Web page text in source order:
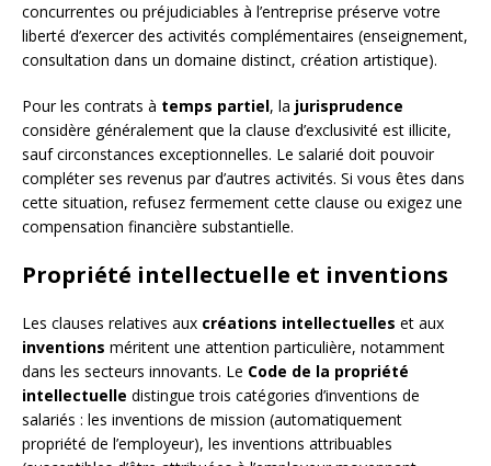
concurrentes ou préjudiciables à l’entreprise préserve votre
liberté d’exercer des activités complémentaires (enseignement,
consultation dans un domaine distinct, création artistique).
Pour les contrats à temps partiel, la jurisprudence
considère généralement que la clause d’exclusivité est illicite,
sauf circonstances exceptionnelles. Le salarié doit pouvoir
compléter ses revenus par d’autres activités. Si vous êtes dans
cette situation, refusez fermement cette clause ou exigez une
compensation financière substantielle.
Propriété intellectuelle et inventions
Les clauses relatives aux créations intellectuelles et aux
inventions méritent une attention particulière, notamment
dans les secteurs innovants. Le Code de la propriété
intellectuelle distingue trois catégories d’inventions de
salariés : les inventions de mission (automatiquement
propriété de l’employeur), les inventions attribuables